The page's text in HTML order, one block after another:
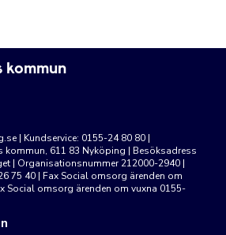
kommun
| Kundservice: 0155-24 80 80 |
kommun, 611 83 Nyköping | Besöksadress
| Organisationsnummer 212000-2940 |
75 40 | Fax Social omsorg ärenden om
Social omsorg ärenden om vuxna 0155-